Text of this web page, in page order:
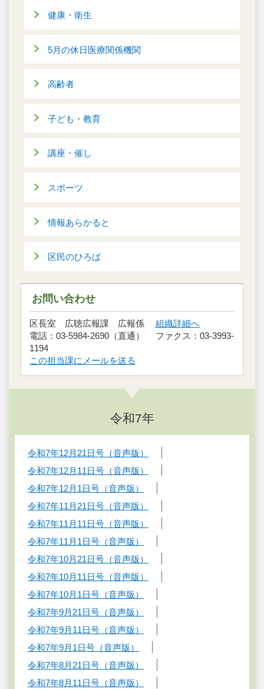
健康・衛生
5月の休日医療関係機関
高齢者
子ども・教育
講座・催し
スポーツ
情報あらかると
区民のひろば
お問い合わせ
区長室 広聴広報課 広報係 組織詳細へ
電話：03-5984-2690（直通） ファクス：03-3993-
1194
この担当課にメールを送る
令和7年
令和7年12月21日号（音声版）
令和7年12月11日号（音声版）
令和7年12月1日号（音声版）
令和7年11月21日号（音声版）
令和7年11月11日号（音声版）
令和7年11月1日号（音声版）
令和7年10月21日号（音声版）
令和7年10月11日号（音声版）
令和7年10月1日号（音声版）
令和7年9月21日号（音声版）
令和7年9月11日号（音声版）
令和7年9月1日号（音声版）
令和7年8月21日号（音声版）
令和7年8月11日号（音声版）